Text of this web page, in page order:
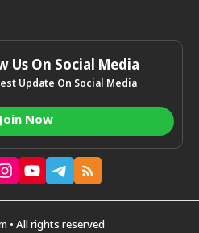
Us On Social Media
Update On Social Media
Join Now
• All rights reserved